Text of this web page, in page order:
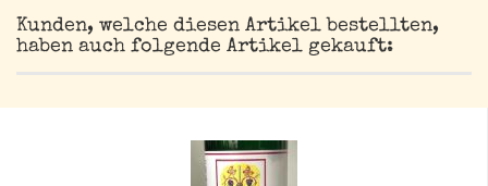
Kunden, welche diesen Artikel bestellten,
haben auch folgende Artikel gekauft: